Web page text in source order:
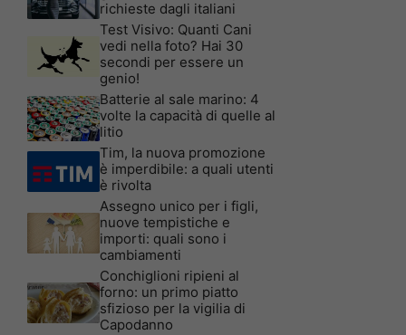
richieste dagli italiani
Test Visivo: Quanti Cani
vedi nella foto? Hai 30
secondi per essere un
genio!
Batterie al sale marino: 4
volte la capacità di quelle al
litio
Tim, la nuova promozione
è imperdibile: a quali utenti
è rivolta
Assegno unico per i figli,
nuove tempistiche e
importi: quali sono i
cambiamenti
Conchiglioni ripieni al
forno: un primo piatto
sfizioso per la vigilia di
Capodanno